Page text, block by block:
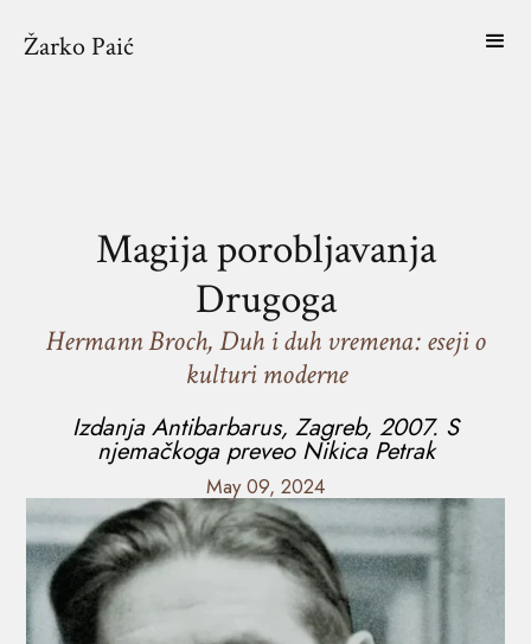
Žarko Paić
Magija porobljavanja
Drugoga
Hermann Broch, Duh i duh vremena: eseji o
kulturi moderne
Izdanja Antibarbarus, Zagreb, 2007. S
njemačkoga preveo Nikica Petrak
May 09, 2024